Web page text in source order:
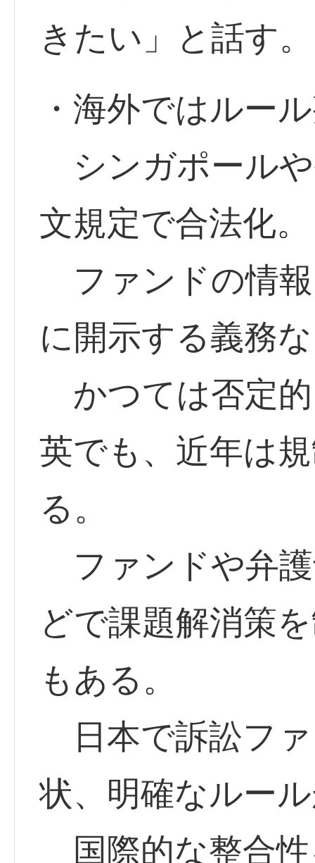
きたい」と話す。
・海外ではルー
シンガポール
文規定で合法化。
ファンドの情
に開示する義務
かつては否定
英でも、近年は
る。
ファンドや弁
どで課題解消策
もある。
日本で訴訟フ
状、明確なルー
国際的な整合